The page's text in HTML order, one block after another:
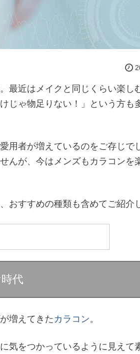
最近はメイクと同じくらい楽し
じゃ物足りない！」という方も
用者が増えているのをご存じで
んが、今はメンズもカラコンを
おすすめの種類も含めてご紹介
代
増えてきたカラコン。
気をつかっているように見えて